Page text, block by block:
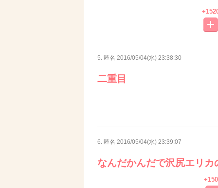
5. 匿名 2016/05/04(水) 23:38:30
二重目
6. 匿名 2016/05/04(水) 23:39:07
なんだかんだで沢尻エリカ